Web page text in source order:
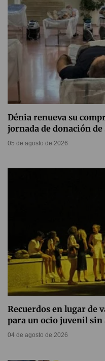
Dénia renueva su
jornada de donación de
05 de agosto de 2026
Recuerdos en lugar de
para un ocio juvenil sin
04 de agosto de 2026